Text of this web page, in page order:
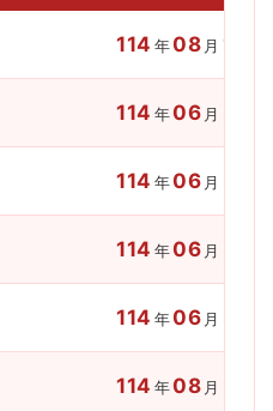
114 年08 月 14
114 年06 月
114 年06 月
114 年06 月
114 年06 月
114 年08 月